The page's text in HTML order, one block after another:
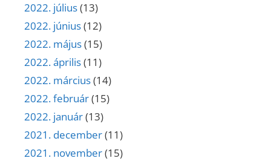
2022. július(13)
2022. június(12)
2022. május(15)
2022. április(11)
2022. március(14)
2022. február(15)
2022. január(13)
2021. december(11)
2021. november(15)